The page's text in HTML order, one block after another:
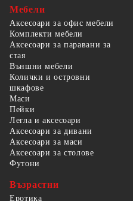
Мебели
Аксесоари за офис мебели
Комплекти мебели
Аксесоари за паравани за
стая
Външни мебели
Колички и островни
шкафове
Маси
Пейки
Легла и аксесоари
Аксесоари за дивани
Аксесоари за маси
Аксесоари за столове
Футони
Възрастни
Еротика